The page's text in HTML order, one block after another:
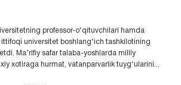
professor-o‘qituvchilari hamda
ittifoqi universitet boshlang‘ich tashkilotining
Ma’rifiy safar talaba-yoshlarda milliy
xotiraga hurmat, vatanparvarlik tuyg‘ularini...